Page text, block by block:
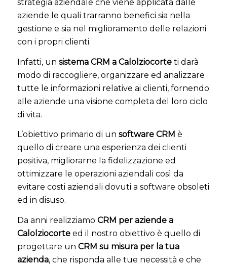
strategia aziendale che viene applicata dalle
aziende le quali trarranno benefici sia nella
gestione e sia nel miglioramento delle relazioni
con i propri clienti.
Infatti, un sistema CRM a Calolziocorte ti darà
modo di raccogliere, organizzare ed analizzare
tutte le informazioni relative ai clienti, fornendo
alle aziende una visione completa del loro ciclo
di vita.
L’obiettivo primario di un software CRM è
quello di creare una esperienza dei clienti
positiva, migliorarne la fidelizzazione ed
ottimizzare le operazioni aziendali così da
evitare costi aziendali dovuti a software obsoleti
ed in disuso.
Da anni realizziamo CRM per aziende a
Calolziocorte ed il nostro obiettivo è quello di
progettare un CRM su misura per la tua
azienda, che risponda alle tue necessità e che